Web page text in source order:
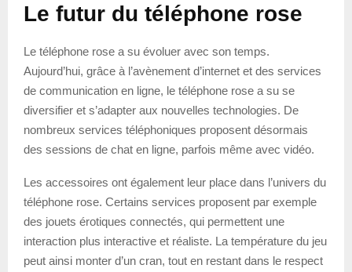
Le futur du téléphone rose
Le téléphone rose a su évoluer avec son temps.
Aujourd’hui, grâce à l’avènement d’internet et des services
de communication en ligne, le téléphone rose a su se
diversifier et s’adapter aux nouvelles technologies. De
nombreux services téléphoniques proposent désormais
des sessions de chat en ligne, parfois même avec vidéo.
Les accessoires ont également leur place dans l’univers du
téléphone rose. Certains services proposent par exemple
des jouets érotiques connectés, qui permettent une
interaction plus interactive et réaliste. La température du jeu
peut ainsi monter d’un cran, tout en restant dans le respect